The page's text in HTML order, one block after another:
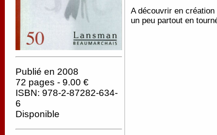
Publié en 2008
72 pages - 9.00 €
ISBN: 978-2-87282-634-
6
Disponible
A découvrir en
un peu partout en